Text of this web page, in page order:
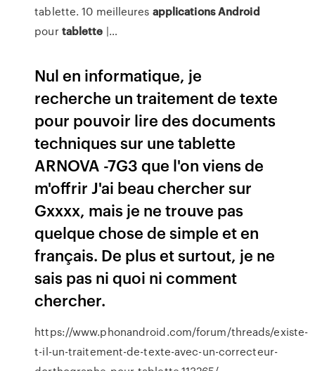
tablette. 10 meilleures applicationsAndroid
pourtablette |…
Nul en informatique, je
recherche un traitement de texte
pour pouvoir lire des documents
techniques sur une tablette
ARNOVA -7G3 que l'on viens de
m'offrir J'ai beau chercher sur
Gxxxx, mais je ne trouve pas
quelque chose de simple et en
français. De plus et surtout, je ne
sais pas ni quoi ni comment
chercher.
https://www.phonandroid.com/forum/threads/existe-
t-il-un-traitement-de-texte-avec-un-correcteur-